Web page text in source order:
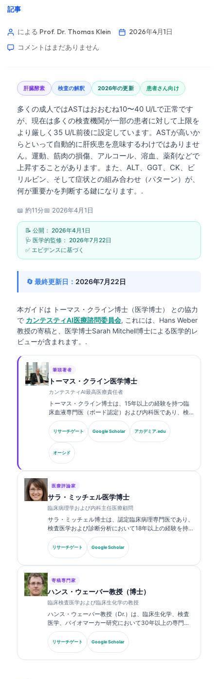
記事
による Prof. Dr. Thomas Klein
2026年4月1日
コメントはまだありません
肝臓酵素 検査の解釈 2026年の更新 患者さん向け
多くの成人ではASTはおおむね10〜40 U/Lで正常です
が、現在は多くの検査機関が一部の患者に対して上限を
より厳しく35 U/L前後に設定しています。ASTが高いか
らといって自動的に肝疾患を意味するわけではありませ
ん。運動、筋肉の損傷、アルコール、溶血、薬剤などで
上昇することがあります。また、ALT、GGT、CK、ビ
リルビン、そして症状との組み合わせ（パターン）が、
何が重要かを判断する鍵になります。.
📖 約11分📅 2026年4月1日
📝 公開： 2026年4月1日
🩺 医学的監修： 2026年7月22日
✅ エビデンスに基づく
🔄 最終更新日： 2026年7月22日
本ガイドは トーマス・クライン博士（医学博士）
との協力
で カンテスティAI医療諮問委員会, これには、Hans Weber
教授の寄稿と、医学博士Sarah Mitchell博士による医学的レ
ビューが含まれます。.
筆頭著者
トーマス・クライン医学博士
カンテスティAI最高医療責任者
トーマス・クライン博士は、15年以上の経験を持つ臨
床血液専門医（ボード認定）および内科医であり、検
査医学およびAI支援による臨床解析に関する豊富な経
験を有しています。Kantesti AIにおける最高医療責任
者（CMO）として、同社の独自のニューラルネットワ
ークの医療的正確性に関する臨床的監督を行っていま
す。クライン博士は、バイオマーカーの解釈および検
査医学に関する研究・論文を幅広く発表しています。.
リサーチゲート Google Scholar アカデミア.edu
オーシド
医療評論家
サラ・ミッチェル医学博士
臨床病理学および内科主任医療顧問
サラ・ミッチェル博士は、認定臨床病理専門医であり、
検査医学および診断分析において18年以上の経験を持
ちます。臨床化学の専門資格を有し、臨床現場における
バイオマーカーパネルおよび検査分析について、幅広く
発表しています。.
リサーチゲート Google Scholar
寄稿専門家
ハンス・ウェーバー教授（博士）
臨床検査医学および臨床生化学の教授
ハンス・ウェーバー教授（Dr.）は、臨床生化学、検査
医学、バイオマーカー研究において30年以上の専門知
識を持ちます。ドイツ臨床化学会の元会長であり、診断
パネル解析、バイオマーカーの標準化、AI支援による検
査医学を専門としています。.
リサーチゲート Google Scholar